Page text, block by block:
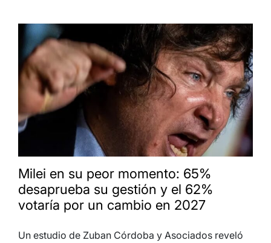
Milei en su peor momento: 65%
desaprueba su gestión y el 62%
votaría por un cambio en 2027
Un estudio de Zuban Córdoba y Asociados reveló